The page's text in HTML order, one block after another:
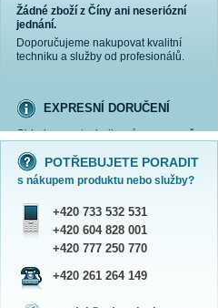
Žádné zboží z Číny ani neseriózní
jednání.
Doporučujeme nakupovat kvalitní
techniku a služby od profesionálů.
více informací »
EXPRESNÍ DORUČENÍ
Objednanou techniku vám expresně
Praha - DNES
ČR - ZÍTRA DO 17 HODIN
Dále zasíláme zboží Obchodním
balíkem České pošty nebo přepravní
službou PPL.
více informací »
SHOWROOM PRAHA
Náš sortiment si můžete
prohlédnout, vyzkoušet a zakoupit
více informací »
více informací »
POTŘEBUJETE PORADIT
s nákupem produktu nebo služby?
+420 733 532 531
+420 604 828 001
+420 777 250 770
+420 261 264 149